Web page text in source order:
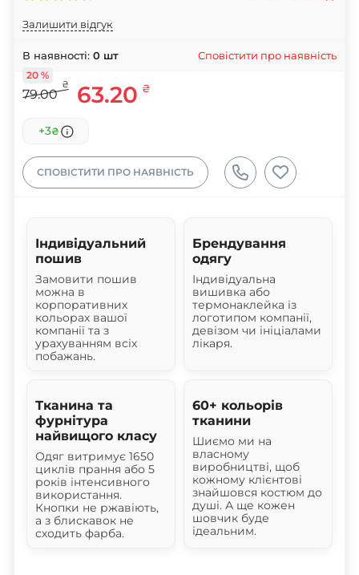
Залишити відгук
В наявності: 0 шт Сповістити про наявність
79.00
₴ 63.20 ₴
20 %
+3₴
СПОВІСТИТИ ПРО НАЯВНІСТЬ
Індивідуальний
пошив
Замовити пошив
можна в
корпоративних
кольорах вашої
компанії та з
урахуванням всіх
побажань.
Брендування
одягу
Індивідуальна
вишивка або
термонаклейка із
логотипом компанії,
девізом чи ініціалами
лікаря.
Тканина та
фурнітура
найвищого класу
Одяг витримує 1650
циклів прання або 5
років інтенсивного
використання.
Кнопки не ржавіють,
а з блискавок не
сходить фарба.
60+ кольорів
тканини
Шиємо ми на
власному
виробництві, щоб
кожному клієнтові
знайшовся костюм до
душі. А ще кожен
шовчик буде
ідеальним.